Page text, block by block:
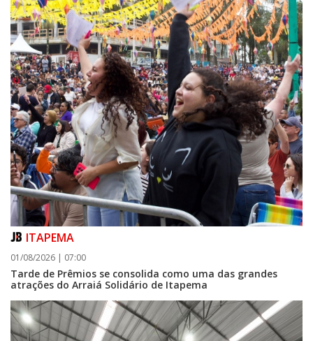
ITAJAÍ
07/08/2026 | 07:00
ITAPEMA
01/08/2026 | 07:00
Tarde de Prêmios se consolida como uma das grandes
atrações do Arraiá Solidário de Itapema